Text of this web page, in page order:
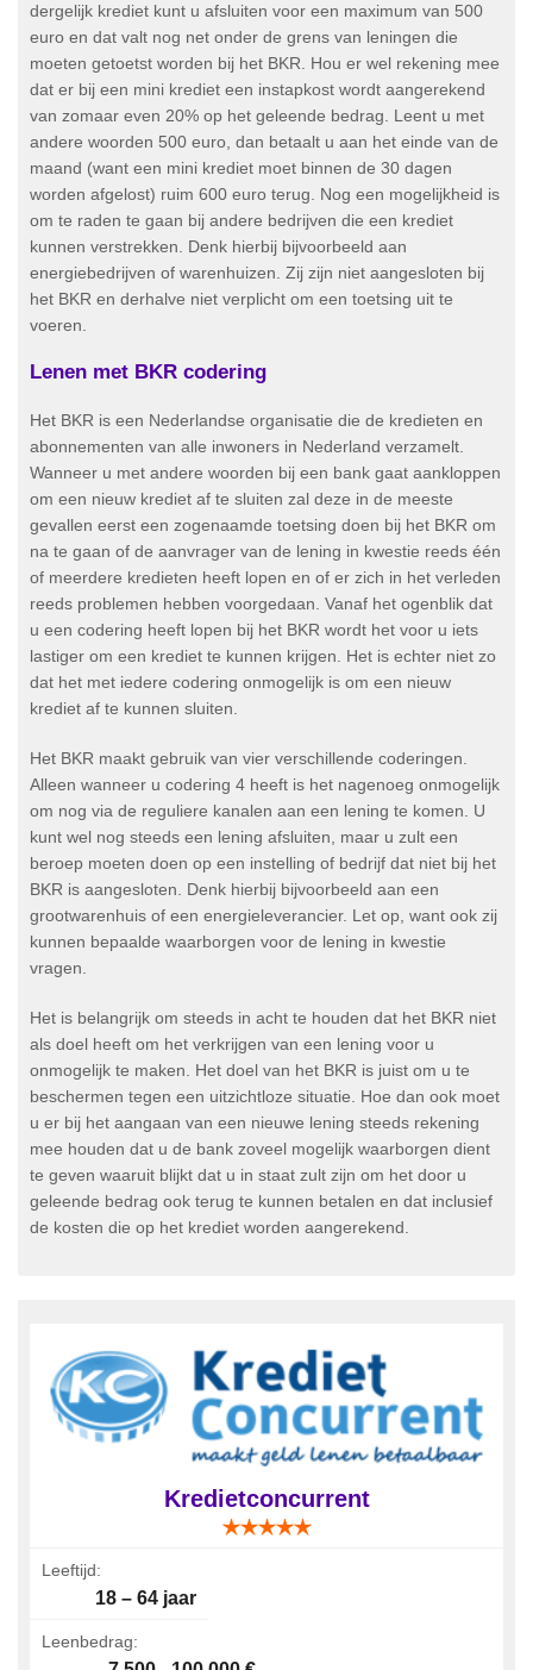
dergelijk krediet kunt u afsluiten voor een maximum van 500
euro en dat valt nog net onder de grens van leningen die
moeten getoetst worden bij het BKR. Hou er wel rekening mee
dat er bij een mini krediet een instapkost wordt aangerekend
van zomaar even 20% op het geleende bedrag. Leent u met
andere woorden 500 euro, dan betaalt u aan het einde van de
maand (want een mini krediet moet binnen de 30 dagen
worden afgelost) ruim 600 euro terug. Nog een mogelijkheid is
om te raden te gaan bij andere bedrijven die een krediet
kunnen verstrekken. Denk hierbij bijvoorbeeld aan
energiebedrijven of warenhuizen. Zij zijn niet aangesloten bij
het BKR en derhalve niet verplicht om een toetsing uit te
voeren.
Lenen met BKR codering
Het BKR is een Nederlandse organisatie die de kredieten en
abonnementen van alle inwoners in Nederland verzamelt.
Wanneer u met andere woorden bij een bank gaat aankloppen
om een nieuw krediet af te sluiten zal deze in de meeste
gevallen eerst een zogenaamde toetsing doen bij het BKR om
na te gaan of de aanvrager van de lening in kwestie reeds één
of meerdere kredieten heeft lopen en of er zich in het verleden
reeds problemen hebben voorgedaan. Vanaf het ogenblik dat
u een codering heeft lopen bij het BKR wordt het voor u iets
lastiger om een krediet te kunnen krijgen. Het is echter niet zo
dat het met iedere codering onmogelijk is om een nieuw
krediet af te kunnen sluiten.
Het BKR maakt gebruik van vier verschillende coderingen.
Alleen wanneer u codering 4 heeft is het nagenoeg onmogelijk
om nog via de reguliere kanalen aan een lening te komen. U
kunt wel nog steeds een lening afsluiten, maar u zult een
beroep moeten doen op een instelling of bedrijf dat niet bij het
BKR is aangesloten. Denk hierbij bijvoorbeeld aan een
grootwarenhuis of een energieleverancier. Let op, want ook zij
kunnen bepaalde waarborgen voor de lening in kwestie
vragen.
Het is belangrijk om steeds in acht te houden dat het BKR niet
als doel heeft om het verkrijgen van een lening voor u
onmogelijk te maken. Het doel van het BKR is juist om u te
beschermen tegen een uitzichtloze situatie. Hoe dan ook moet
u er bij het aangaan van een nieuwe lening steeds rekening
mee houden dat u de bank zoveel mogelijk waarborgen dient
te geven waaruit blijkt dat u in staat zult zijn om het door u
geleende bedrag ook terug te kunnen betalen en dat inclusief
de kosten die op het krediet worden aangerekend.
Kredietconcurrent
Leeftijd:
18 – 64 jaar
Leenbedrag: